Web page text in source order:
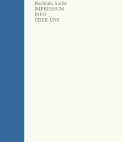
Buchinfo Suche
IMPRESSUM
INFO
ÜBER UNS